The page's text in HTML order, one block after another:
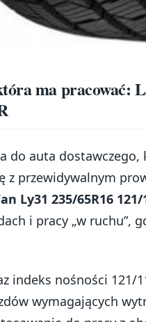
ma pracować:
do auta dostawczego,
z przewidywalnym
Ly31 235/65R16 121/
i pracy „w ruchu”,
indeks nośności
wymagających